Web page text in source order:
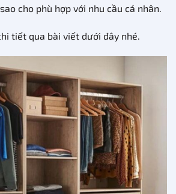
cho phù hợp với nhu cầu cá nhân.
tiết qua bài viết dưới đây nhé.